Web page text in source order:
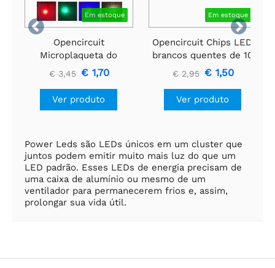


Em estoque
Opencircuit
Microplaqueta do
diodo emissor de luz
de RGBW 12W
€ 3,45 € 1,70
Ver produto
Em estoque
Opencircuit Chips LED
brancos quentes de 10
W - 2 peças
€ 2,95 € 1,50
Ver produto
Power Leds são LEDs únicos em um cluster que
juntos podem emitir muito mais luz do que um
LED padrão. Esses LEDs de energia precisam de
uma caixa de alumínio ou mesmo de um
ventilador para permanecerem frios e, assim,
prolongar sua vida útil.